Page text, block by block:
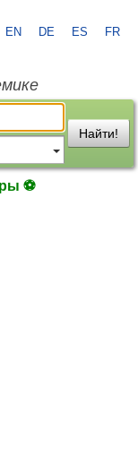
EN DE ES FR
Найти!
⚽